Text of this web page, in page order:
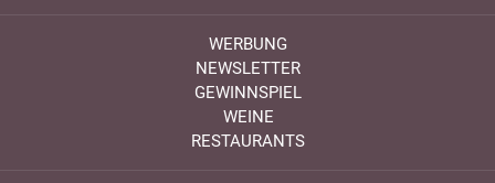
WERBUNG
NEWSLETTER
GEWINNSPIEL
WEINE
RESTAURANTS